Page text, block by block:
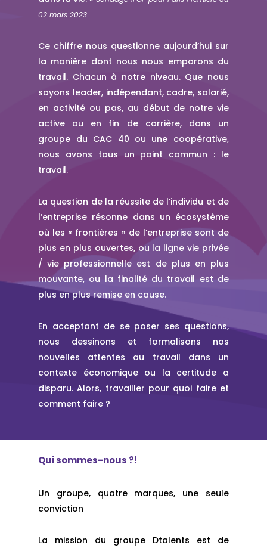
02 mars 2023.
Ce chiffre nous questionne aujourd’hui sur
la manière dont nous nous emparons du
travail. Chacun à notre niveau. Que nous
soyons leader, indépendant, cadre, salarié,
en activité ou pas, au début de notre vie
active ou en fin de carrière, dans un
groupe du CAC 40 ou une coopérative,
nous avons tous un point commun : le
travail.
La question de la réussite de l’individu et de
l’entreprise résonne dans un écosystème
où les « frontières » de l’entreprise sont de
plus en plus ouvertes, ou la ligne vie privée
/ vie professionnelle est de plus en plus
mouvante, ou la finalité du travail est de
plus en plus remise en cause.
En acceptant de se poser ses questions,
nous dessinons et formalisons nos
nouvelles attentes au travail dans un
contexte économique ou la certitude a
disparu. Alors, travailler pour quoi faire et
comment faire ?
Qui sommes-nous ?!
Un groupe, quatre marques, une seule
conviction
La mission du groupe Dtalents est de